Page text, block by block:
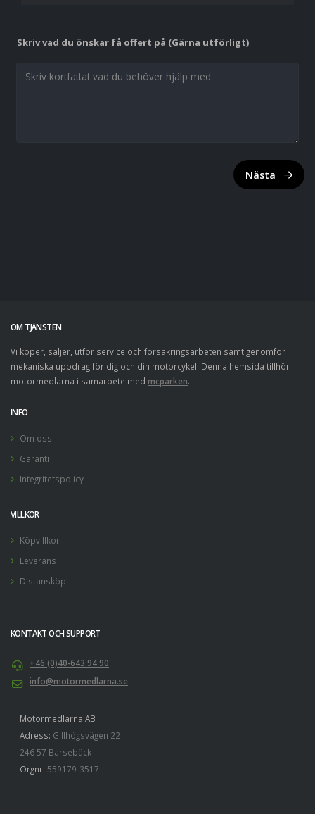
Skriv vad du önskar få offert på (Gärna utförligt)
Nästa
OM TJÄNSTEN
Vi köper, säljer, utför service och försäkringsarbeten samt genomför
mekaniska uppdrag för dig och din motorcykel. Denna hemsida tillhör
motormedlarna i samarbete med mcparken.
INFO
Om oss
Garanti
Integritetspolicy
VILLKOR
Köpvillkor
Leverans
Distansköp
KONTAKT OCH SUPPORT
+46 (0)40-643 94 90
info@motormedlarna.se
Motormedlarna AB
Adress: Gillhögsvägen 22
246 57 Barsebäck
Orgnr: 559179-3517